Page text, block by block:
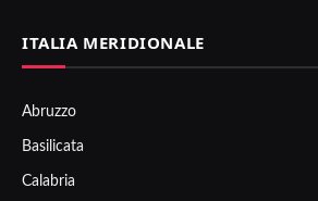
ITALIA MERIDIONALE
Abruzzo
Basilicata
Calabria